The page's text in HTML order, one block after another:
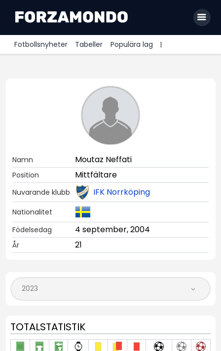
Fotbollsnyheter Tabeller Populära lag
Premier League
Bundesliga
Ligue 1
Namn Moutaz Neffati
Position Mittfältare
Nuvarande klubb IFK Norrköping
Nationalitet
Födelsedag
4 september, 2004
År 21
TOTALSTATISTIK